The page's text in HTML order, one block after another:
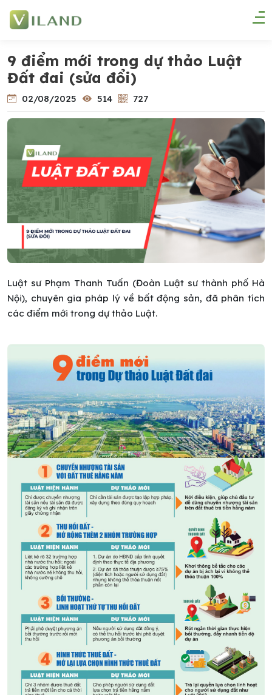
9 điểm mới trong dự thảo Luật
Đất đai (sửa đổi)
02/08/2025 514 727
Luật sư Phạm Thanh Tuấn (Đoàn Luật sư thành phố Hà
Nội), chuyên gia pháp lý về bất động sản, đã phân tích
các điểm mới trong dự thảo Luật.